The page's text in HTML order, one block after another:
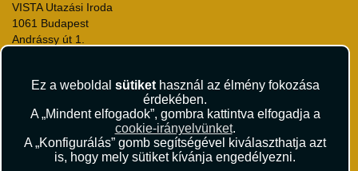
Ez a weboldal sütikethasznál az élmény fokozása
érdekében.
A „Mindent elfogadok”, gombra kattintva elfogadja a
cookie-irányelvünket.
A „Konfigurálás” gomb segítségével kiválaszthatja azt
is, hogy mely sütiket kívánja engedélyezni.
VISTA Utazási Iroda
1061 Budapest
Andrássy út 1.
Repülőjegy foglalás